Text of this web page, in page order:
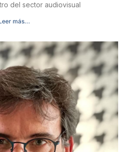
del sector audiovisual
más...